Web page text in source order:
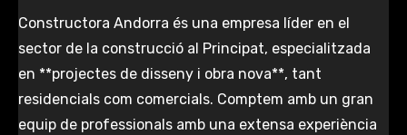
Constructora Andorra és una empresa líder en el
sector de la construcció al Principat, especialitzada
en **projectes de disseny i obra nova**, tant
residencials com comercials. Comptem amb un gran
equip de professionals amb una extensa experiència